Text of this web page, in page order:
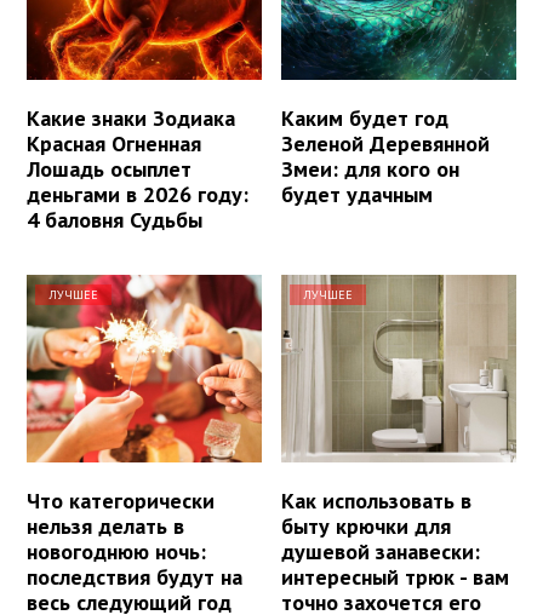
Какие знаки Зодиака
Красная Огненная
Лошадь осыплет
деньгами в 2026 году:
4 баловня Судьбы
Каким будет год
Зеленой Деревянной
Змеи: для кого он
будет удачным
ЛУЧШЕЕ
Что категорически
нельзя делать в
новогоднюю ночь:
последствия будут на
весь следующий год
ЛУЧШЕЕ
Как использовать в
быту крючки для
душевой занавески:
интересный трюк - вам
точно захочется его